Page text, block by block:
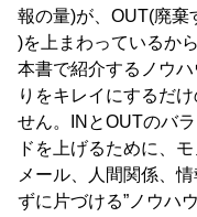
報の量)が、OUT(廃棄
)を上まわっているから
本書で紹介するノウ
りをキレイにするだ
せん。INとOUTのバ
ドを上げるために、
メール、人間関係、
ずに片づける”ノウハ